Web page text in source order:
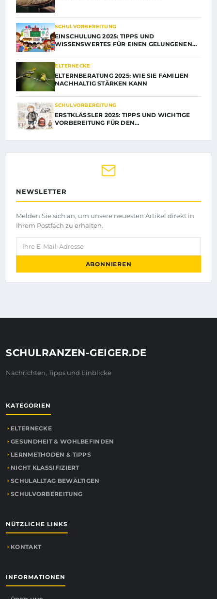
SCHULVORBEREITUNG
EINSCHULUNG 2025: TIPPS UND
WISSENSWERTES FÜR EINEN GELUNGENEN…
ELTERNECKE
ELTERNBERATUNG 2025: WIE SIE FAMILIEN
NACHHALTIG STÄRKEN KANN
SCHULVORBEREITUNG
ERSTKLÄSSLER 2025: TIPPS UND WICHTIGE
VORBEREITUNG FÜR DEN…
NEWSLETTER
Melden Sie sich an, um unsere neuesten Artikel direkt in
Ihrem Postfach zu erhalten.
Ihre E-Mail-Adresse
ABONNIEREN
SCHULRANZEN-GEIGER.DE
Nachrichten, Tipps und Einblicke
KATEGORIEN
ELTERNECKE
GESUNDHEIT & WOHLBEFINDEN
LERNMETHODEN & TIPPS
NICHT KLASSIFIZIERT
SCHULALLTAG BEWÄLTIGEN
SCHULVORBEREITUNG
NÜTZLICHE LINKS
KONTAKT
INFORMATIONEN